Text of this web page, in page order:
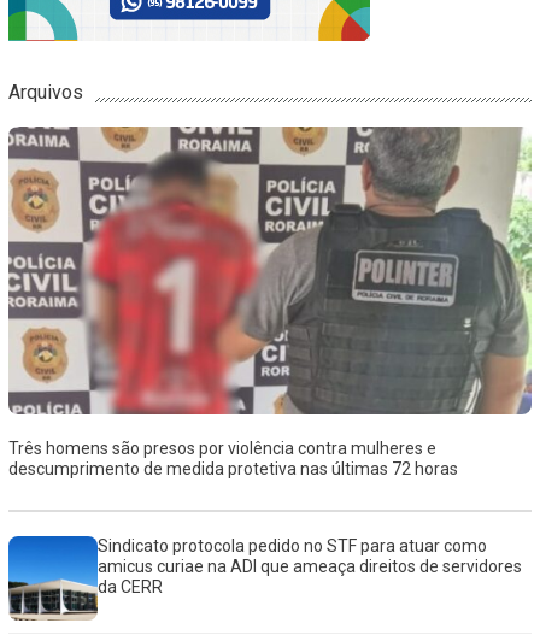
Arquivos
Três homens são presos por violência contra mulheres e
descumprimento de medida protetiva nas últimas 72 horas
Sindicato protocola pedido no STF para atuar como
amicus curiae na ADI que ameaça direitos de servidores
da CERR